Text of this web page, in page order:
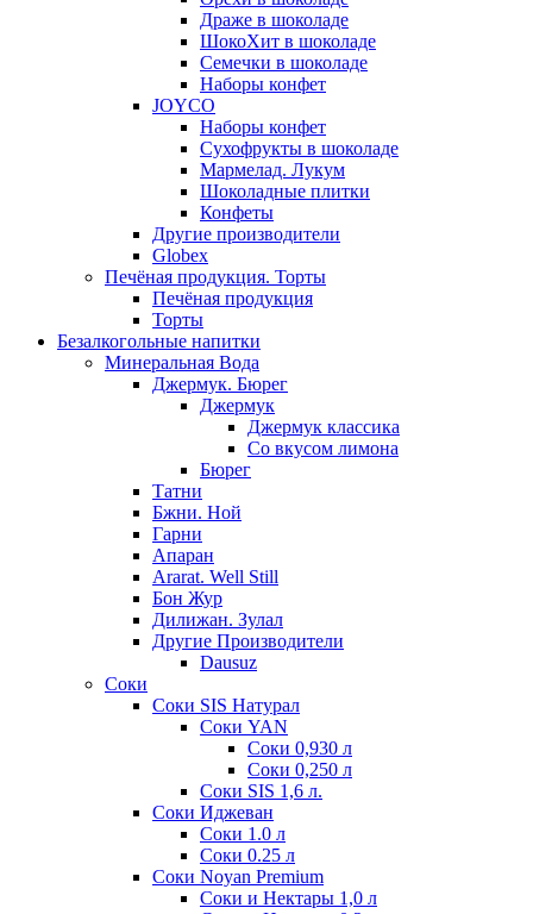
Драже в шоколаде
ШокоХит в шоколаде
Семечки в шоколаде
Наборы конфет
JOYCO
Наборы конфет
Сухофрукты в шоколаде
Мармелад. Лукум
Шоколадные плитки
Конфеты
Другие производители
Globex
Печёная продукция. Торты
Печёная продукция
Торты
Безалкогольные напитки
Минеральная Вода
Джермук. Бюрег
Джермук
Джермук классика
Со вкусом лимона
Бюрег
Татни
Бжни. Ной
Гарни
Апаран
Ararat. Well Still
Бон Жур
Дилижан. Зулал
Другие Производители
Dausuz
Соки
Соки SIS Натурал
Соки YAN
Соки 0,930 л
Соки 0,250 л
Соки SIS 1,6 л.
Соки Иджеван
Соки 1.0 л
Соки 0.25 л
Соки Noyan Premium
Соки и Нектары 1,0 л